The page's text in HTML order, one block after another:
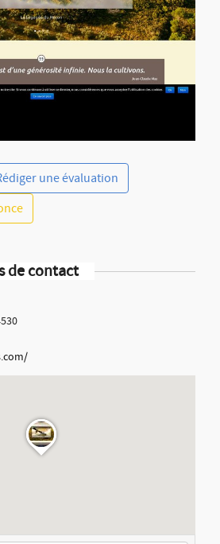
une évaluation
de contact